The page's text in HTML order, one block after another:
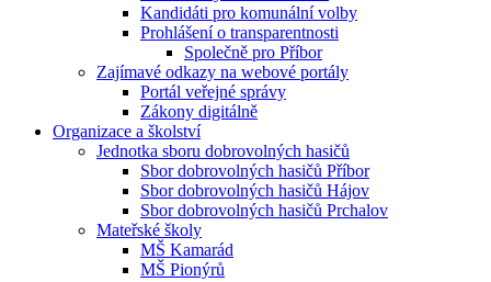
Kandidáti pro komunální volby
Prohlášení o transparentnosti
Společně pro Příbor
Zajímavé odkazy na webové portály
Portál veřejné správy
Zákony digitálně
Organizace a školství
Jednotka sboru dobrovolných hasičů
Sbor dobrovolných hasičů Příbor
Sbor dobrovolných hasičů Hájov
Sbor dobrovolných hasičů Prchalov
Mateřské školy
MŠ Kamarád
MŠ Pionýrů